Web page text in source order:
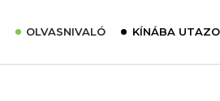
OLVASNIVALÓ KÍNÁBA